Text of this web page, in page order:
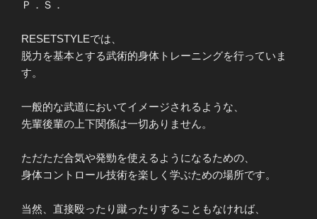
Ｐ．Ｓ．
RESETSTYLEでは、
脱力を基本とする武術的身体トレーニングを行っていま
す。
一般的な武道においてイメージされるような、
先輩後輩の上下関係は一切ありません。
ただただ合気や発勁を使えるようになるための、
身体コントロール技術を楽しく学ぶための場所です。
当然、直接殴ったり蹴ったりすることもなければ、